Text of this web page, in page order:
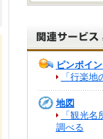
ピンポイ
「行楽
地図
「観光
調べる